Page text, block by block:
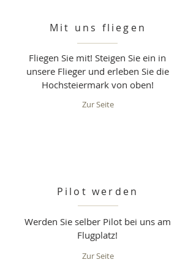
Mit uns fliegen
Fliegen Sie mit! Steigen Sie ein in
unsere Flieger und erleben Sie die
Hochsteiermark von oben!
Zur Seite
Pilot werden
Werden Sie selber Pilot bei uns am
Flugplatz!
Zur Seite